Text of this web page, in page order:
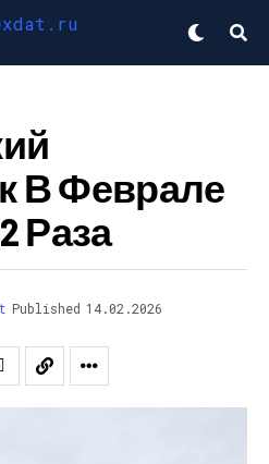
В Феврале
Раза
Published 14.02.2026